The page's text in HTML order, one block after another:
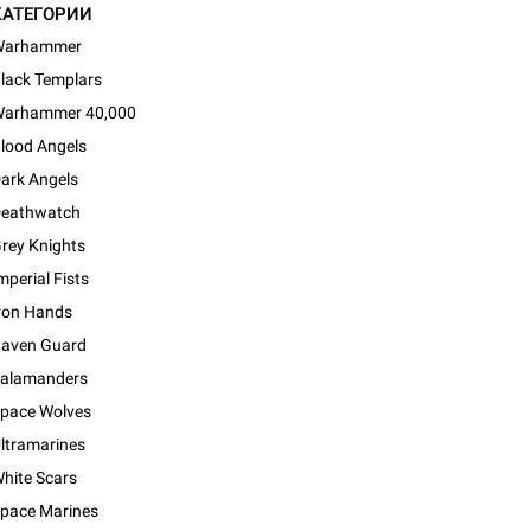
Templars
40,000
Angels
Angels
Knights
Fists
Hands
Guard
Wolves
Scars
Marines